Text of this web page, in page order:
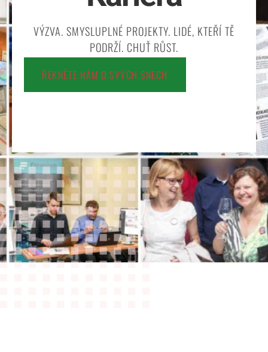
VÝZVA. SMYSLUPLNÉ PROJEKTY. LIDÉ, KTEŘÍ TĚ
PODRŽÍ. CHUŤ RŮST.
ŘEKNĚTE NÁM O SVÝCH SNECH